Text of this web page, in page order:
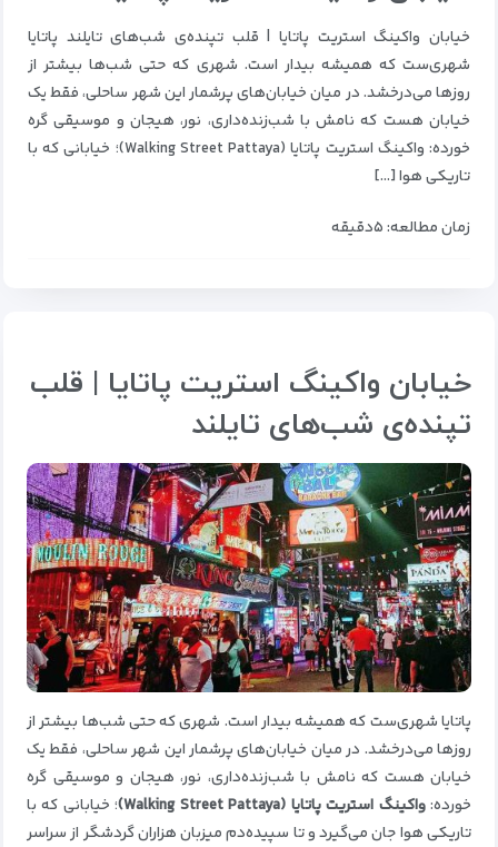
خیابان واکینگ استریت پاتایا | قلب تپنده‌ی شب‌های تایلند پاتایا
شهری‌ست که همیشه بیدار است. شهری که حتی شب‌ها بیشتر از
روزها می‌درخشد. در میان خیابان‌های پرشمار این شهر ساحلی، فقط یک
خیابان هست که نامش با شب‌زنده‌داری، نور، هیجان و موسیقی گره
خورده: واکینگ استریت پاتایا (Walking Street Pattaya)؛ خیابانی که با
تاریکی هوا […]
زمان مطالعه: ۵دقیقه
خیابان واکینگ استریت پاتایا | قلب
تپنده‌ی شب‌های تایلند
پاتایا شهری‌ست که همیشه بیدار است. شهری که حتی شب‌ها بیشتر از
روزها می‌درخشد. در میان خیابان‌های پرشمار این شهر ساحلی، فقط یک
خیابان هست که نامش با شب‌زنده‌داری، نور، هیجان و موسیقی گره
خورده:واکینگ استریت پاتایا (Walking Street Pattaya)
؛ خیابانی که با
تاریکی هوا جان می‌گیرد و تا سپیده‌دم میزبان هزاران گردشگر از سراسر